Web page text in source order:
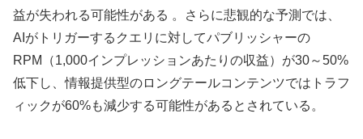
益が失われる可能性がある 。さらに悲観的な予測では、
AIがトリガーするクエリに対してパブリッシャーの
RPM（1,000インプレッションあたりの収益）が30～50%
低下し、情報提供型のロングテールコンテンツではトラフ
ィックが60%も減少する可能性があるとされている。